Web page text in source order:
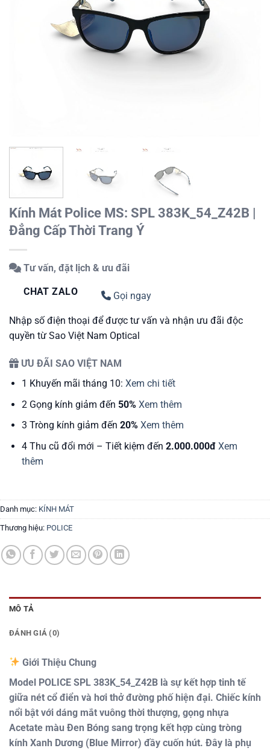
Kính Mát Police MS: SPL 383K_54_Z42B |
Đẳng Cấp Thời Trang Ý
Tư vấn, đặt lịch & ưu đãi
CHAT ZALO Gọi ngay
Nhập số điện thoại để được tư vấn và nhận ưu đãi độc
quyền từ Sao Việt Nam Optical
ƯU ĐÃI SAO VIỆT NAM
1 Khuyến mãi tháng 10: Xem chi tiết
2Gọng kính giảm đến 50% Xem thêm
3 Tròng kính giảm đến 20% Xem thêm
4Thu cũ đổi mới – Tiết kiệm đến 2.000.000đ Xem
thêm
Danh mục: KÍNH MÁT
Thương hiệu: POLICE
MÔ TẢ
ĐÁNH GIÁ (0)
Giới Thiệu Chung
Model POLICE SPL 383K_54_Z42B là sự kết hợp tinh tế
giữa nét cổ điển và hơi thở đường phố hiện đại. Chiếc kính
nổi bật với dáng mắt vuông thời thượng, gọng nhựa
Acetate màu Đen Bóng sang trọng kết hợp cùng tròng
kính Xanh Dương (Blue Mirror) đầy cuốn hút. Đây là phụ